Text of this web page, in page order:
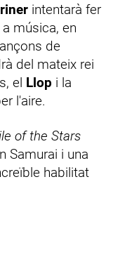
intentarà fer
música, en
de
del mateix rei
el Llop i la
l'aire.
of the Stars
Samurai i una
habilitat